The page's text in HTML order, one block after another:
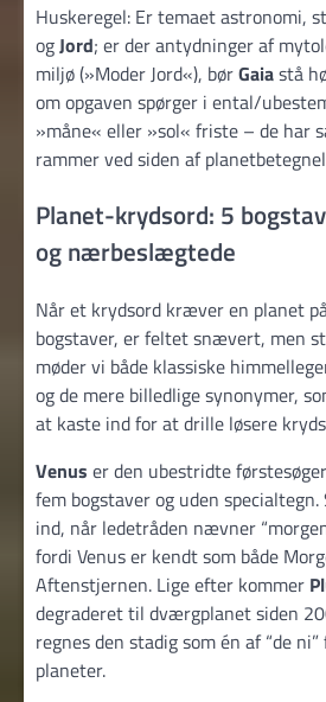
Huske­regel: Er temaet astronomi,
ogJord; er der antydninger af
miljø (»Moder Jord«), børGaiastå
om opgaven spørger i ental/
»måne« eller »sol« friste – de har
rammer ved siden af
Planet-krydsord: 5
og nærbeslægtede
Når et krydsord kræver en planet
bogstaver, er feltet snævert, men
møder vi både klassiske
og de mere billedlige synonymer,
at kaste ind for at drille løsere
Venus er den ubestridte
fem bogstaver og uden specialtegn.
ind, når ledetråden nævner
fordi Venus er kendt som både
Aftenstjernen. Lige efter kommer
degraderet til dværgplanet siden
regnes den stadig som én af “de
planeter.